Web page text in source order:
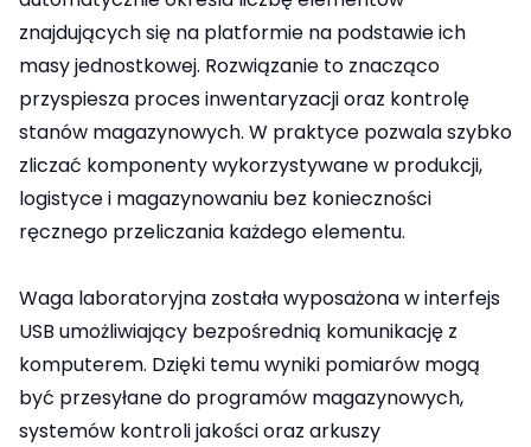
znajdujących się na platformie na podstawie ich
masy jednostkowej. Rozwiązanie to znacząco
przyspiesza proces inwentaryzacji oraz kontrolę
stanów magazynowych. W praktyce pozwala szybko
zliczać komponenty wykorzystywane w produkcji,
logistyce i magazynowaniu bez konieczności
ręcznego przeliczania każdego elementu.
Waga laboratoryjna została wyposażona w interfejs
USB umożliwiający bezpośrednią komunikację z
komputerem. Dzięki temu wyniki pomiarów mogą
być przesyłane do programów magazynowych,
systemów kontroli jakości oraz arkuszy